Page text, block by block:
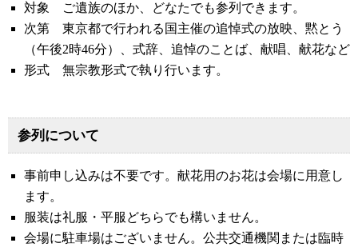
対象 ご遺族のほか、どなたでも参列できます。
次第 東京都で行われる国主催の追悼式の放映、黙とう
（午後2時46分）、式辞、追悼のことば、献唱、献花など
形式 無宗教形式で執り行います。
参列について
事前申し込みは不要です。献花用のお花は会場に用意し
ます。
服装は礼服・平服どちらでも構いません。
会場に駐車場はございません。公共交通機関または臨時